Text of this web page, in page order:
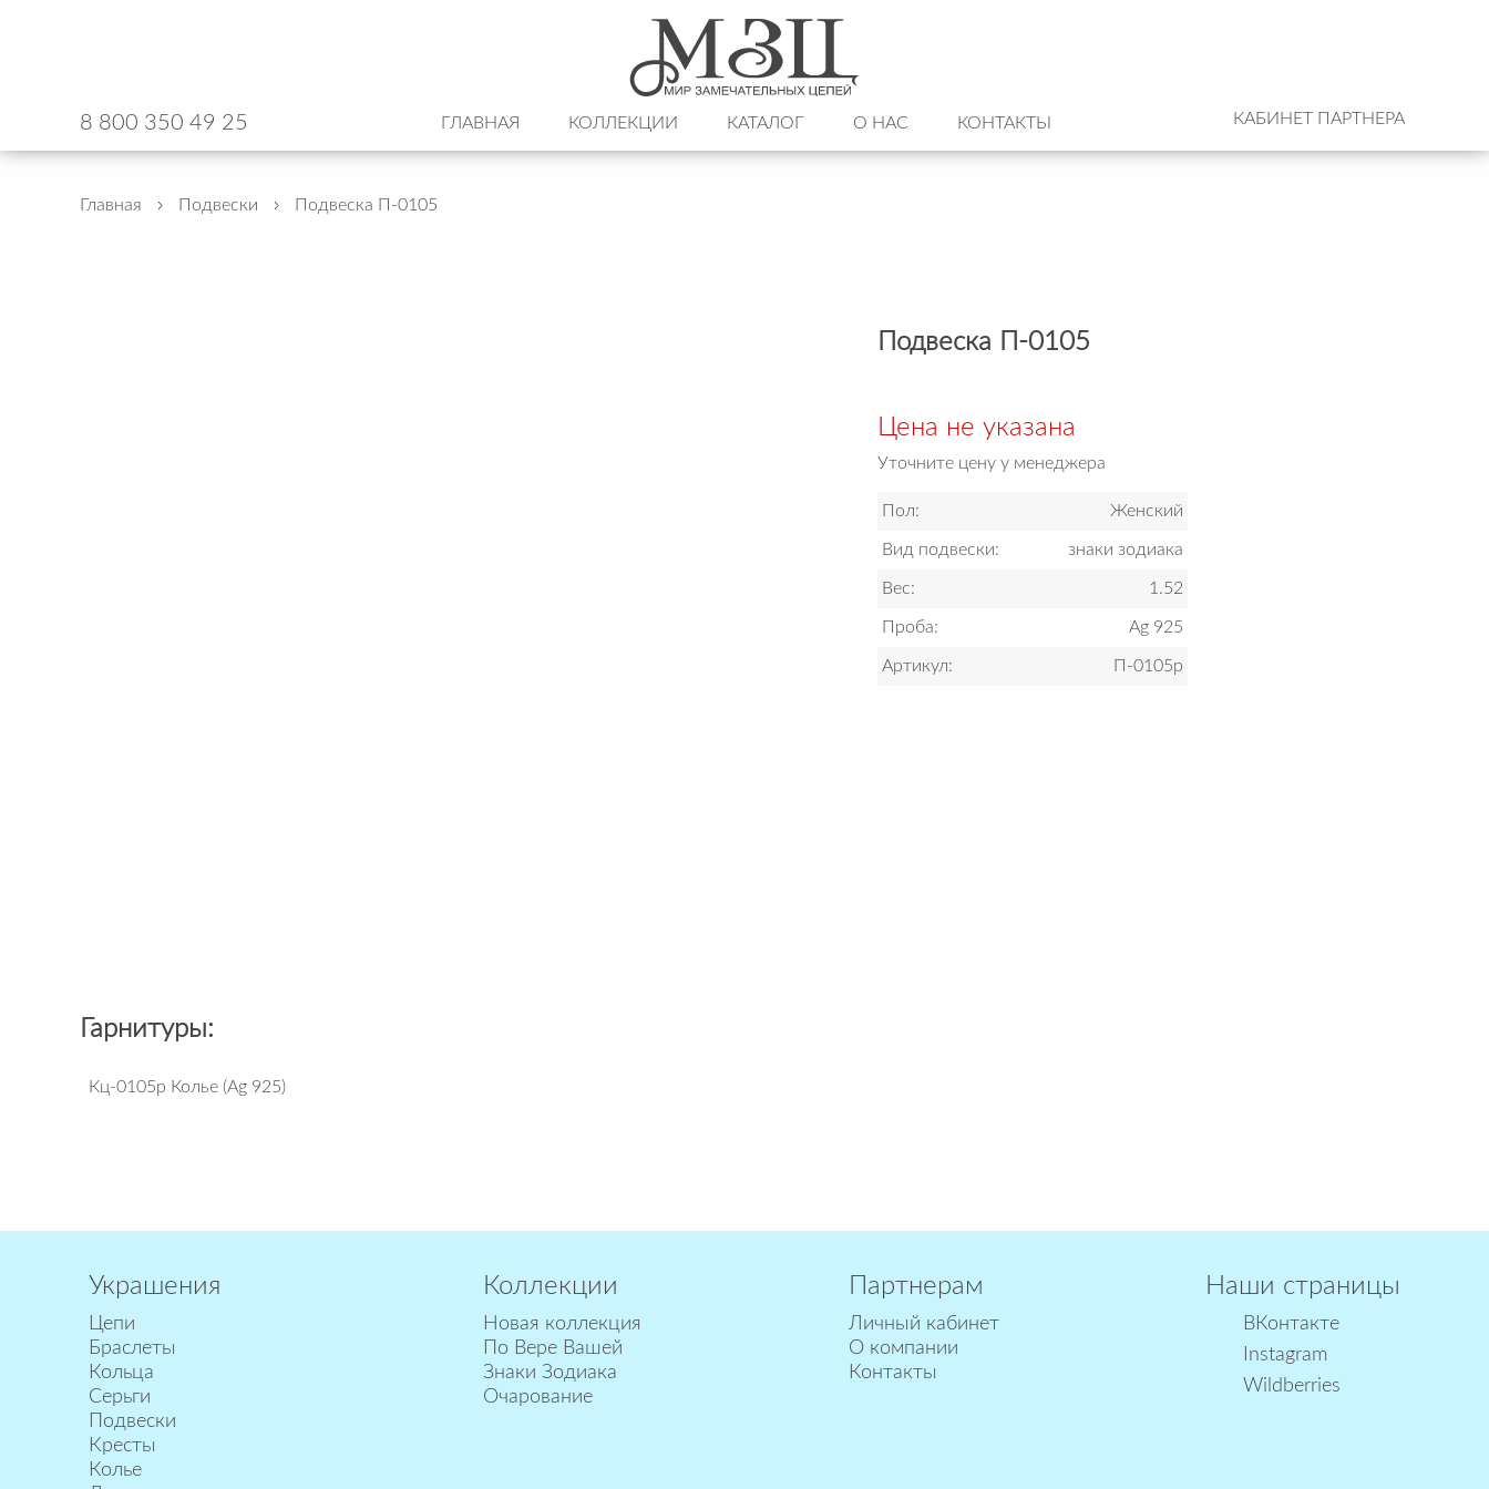
КАБИНЕТ ПАРТНЕРА
8 800 350 49 25 ГЛАВНАЯ КОЛЛЕКЦИИ КАТАЛОГ О НАС КОНТАКТЫ
Главная Подвески Подвеска П-0105
Гарнитуры:
Кц-0105р Колье (Ag 925)
Подвеска П-0105
Цена не указана
Уточните цену у менеджера
Пол: Женский
Вид подвески: знаки зодиака
Вес: 1.52
Проба: Ag 925
Артикул: П-0105р
Украшения
Цепи
Браслеты
Кольца
Серьги
Подвески
Кресты
Колье
Коллекции
Новая коллекция
По Вере Вашей
Знаки Зодиака
Очарование
Партнерам
Личный кабинет
О компании
Контакты
Наши страницы
ВКонтакте
Instagram
Wildberries